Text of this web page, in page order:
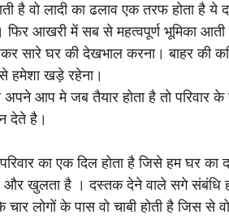
है वो लादी का ढलाव एक तरफ होता है ये
फिर आखरी में सब से महत्वपूर्ण भूमिका
सारे घर की देखभाल करना। बाहर की
हमेशा खड़े रहेना।
अपने आप मे जब तैयार होता है तो परिवार
देते है।
का एक दिल होता है जिसे हम घर का
खुलता है । दस्तक देने वाले सगे संबंधि हो
चार लोगों के पास वो चाबी होती है जिस